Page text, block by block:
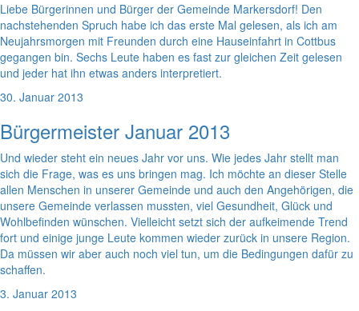
Liebe Bürgerinnen und Bürger der Gemeinde Markersdorf! Den
nachstehenden Spruch habe ich das erste Mal gelesen, als ich am
Neujahrsmorgen mit Freunden durch eine Hauseinfahrt in Cottbus
gegangen bin. Sechs Leute haben es fast zur gleichen Zeit gelesen
und jeder hat ihn etwas anders interpretiert.
30. Januar 2013
Bürgermeister Januar 2013
Und wieder steht ein neues Jahr vor uns. Wie jedes Jahr stellt man
sich die Frage, was es uns bringen mag. Ich möchte an dieser Stelle
allen Menschen in unserer Gemeinde und auch den Angehörigen, die
unsere Gemeinde verlassen mussten, viel Gesundheit, Glück und
Wohlbefinden wünschen. Vielleicht setzt sich der aufkeimende Trend
fort und einige junge Leute kommen wieder zurück in unsere Region.
Da müssen wir aber auch noch viel tun, um die Bedingungen dafür zu
schaffen.
3. Januar 2013